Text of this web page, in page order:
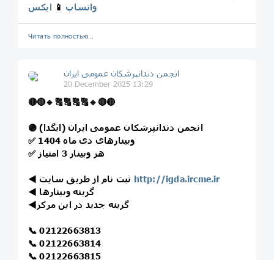
واتساپ 📱 ایکس
Читать полностью…
انجمن دندانپزشکان عمومی ایران
20 December 2025 13:29
🔴🔴🔹 🔠🔠🔠🔠🔹🔴🔴
🟣 انجمن دندانپزشکان عمومی ایران (ایگدا)
✅
وبینارهای دی ماه 1404
✅
هر وبینار 3 امتیاز
◀️
http://igda.ircme.ir
◀️ گزینه وبینارها
◀️ گزینه جدید در این مرکز
📞 02122663813
📞 02122663814
📞 02122663815